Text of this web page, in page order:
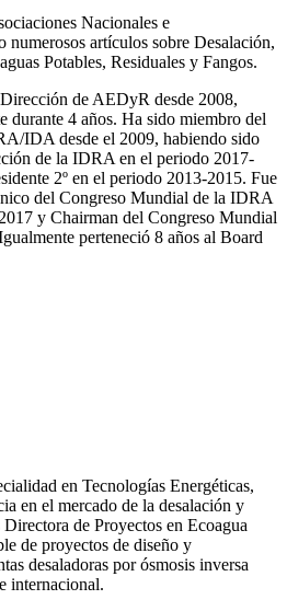
Nacionales e
numerosos artículos sobre Desalación,
Potables, Residuales y Fangos.
de AEDyR desde 2008,
durante 4 años. Ha sido miembro del
IDA desde el 2009, habiendo sido
de la IDRA en el periodo 2017-
2º en el periodo 2013-2015. Fue
del Congreso Mundial de la IDRA
y Chairman del Congreso Mundial
perteneció 8 años al Board
en Tecnologías Energéticas,
en el mercado de la desalación y
de Proyectos en Ecoagua
de proyectos de diseño y
desaladoras por ósmosis inversa
internacional.